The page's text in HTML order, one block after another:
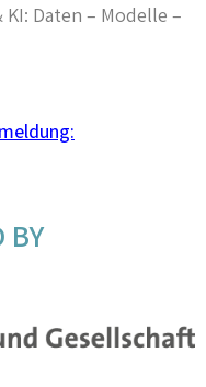
Daten – Modelle –
BY